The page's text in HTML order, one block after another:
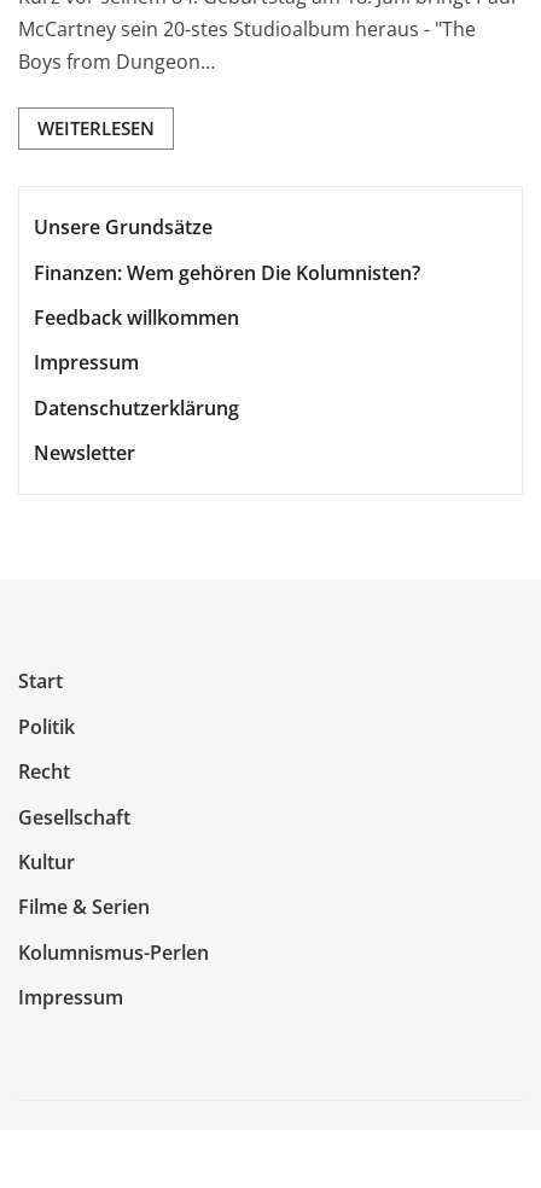
McCartney sein 20-stes Studioalbum heraus - "The
Boys from Dungeon…
WEITERLESEN
Unsere Grundsätze
Finanzen: Wem gehören Die Kolumnisten?
Feedback willkommen
Impressum
Datenschutzerklärung
Newsletter
Start
Politik
Recht
Gesellschaft
Kultur
Filme & Serien
Kolumnismus-Perlen
Impressum